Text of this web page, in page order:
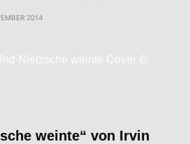
2014
weinte“ von Irvin